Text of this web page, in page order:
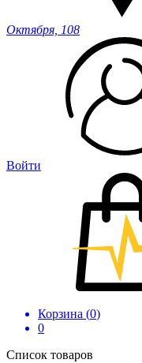
Октября, 108
Войти
Корзина (0)
0
Список товаров